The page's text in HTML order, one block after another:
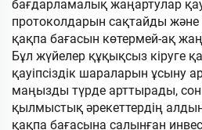
бағдарламалық жаңартулар
протоколдарын сақтайды
қақпа бағасын көтермей-ақ
Бұл жүйелер құқықсыз кіруге
қауіпсіздік шараларын ұсыну
маңызды түрде арттырады,
қылмыстық әрекеттердің
қақпа бағасына салынған